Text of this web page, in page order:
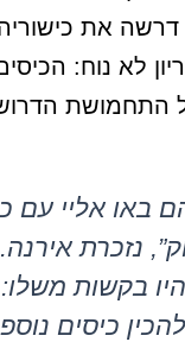
את
לא נוח:
התחמושת
באו אליי עם
נזכרת
בקשות
כיסים